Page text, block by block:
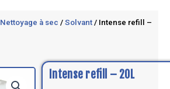
Nettoyage à sec / Solvant / Intense refill –
Intense refill – 20L